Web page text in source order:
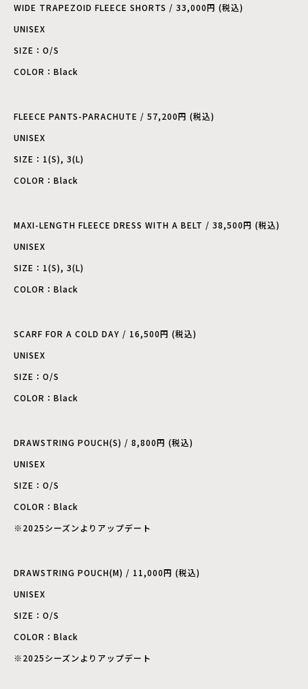
WIDE TRAPEZOID FLEECE SHORTS / 33,000円 (税込)
UNISEX
SIZE：O/S
COLOR：Black
FLEECE PANTS-PARACHUTE / 57,200円 (税込)
UNISEX
SIZE：1(S), 3(L)
COLOR：Black
MAXI-LENGTH FLEECE DRESS WITH A BELT / 38,500円 (税込)
UNISEX
SIZE：1(S), 3(L)
COLOR：Black
SCARF FOR A COLD DAY / 16,500円 (税込)
UNISEX
SIZE：O/S
COLOR：Black
DRAWSTRING POUCH(S) / 8,800円 (税込)
UNISEX
SIZE：O/S
COLOR：Black
※2025シーズンよりアップデート
DRAWSTRING POUCH(M) / 11,000円 (税込)
UNISEX
SIZE：O/S
COLOR：Black
※2025シーズンよりアップデート